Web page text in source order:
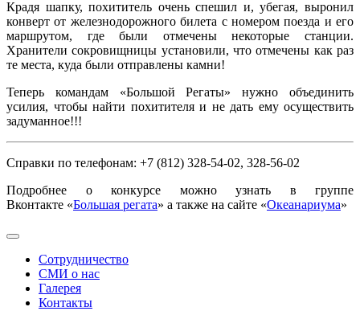
Крадя шапку, похититель очень спешил и, убегая, выронил
конверт от железнодорожного билета с номером поезда и его
маршрутом, где были отмечены некоторые станции.
Хранители сокровищницы установили, что отмечены как раз
те места, куда были отправлены камни!
Теперь командам «Большой Регаты» нужно объединить
усилия, чтобы найти похитителя и не дать ему осуществить
задуманное!!!
Справки по телефонам: +7 (812) 328-54-02, 328-56-02
Подробнее о конкурсе можно узнать в группе
Вконтакте «Большая регата» а также на сайте «Океанариума»
Сотрудничество
СМИ о нас
Галерея
Контакты